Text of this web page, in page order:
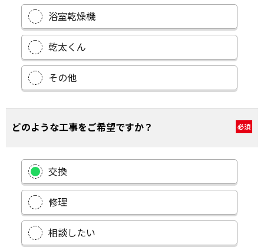
浴室乾燥機
乾太くん
その他
どのような工事をご希望ですか？ 必須
交換
修理
相談したい